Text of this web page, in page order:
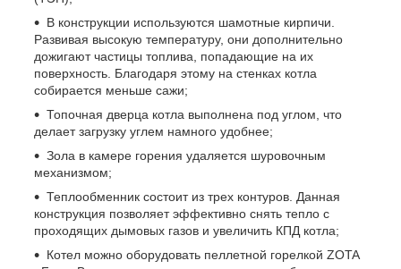
В конструкции используются шамотные кирпичи.
Развивая высокую температуру, они дополнительно
дожигают частицы топлива, попадающие на их
поверхность. Благодаря этому на стенках котла
собирается меньше сажи;
Топочная дверца котла выполнена под углом, что
делает загрузку углем намного удобнее;
Зола в камере горения удаляется шуровочным
механизмом;
Теплообменник состоит из трех контуров. Данная
конструкция позволяет эффективно снять тепло с
проходящих дымовых газов и увеличить КПД котла;
Котел можно оборудовать пеллетной горелкой ZOTA